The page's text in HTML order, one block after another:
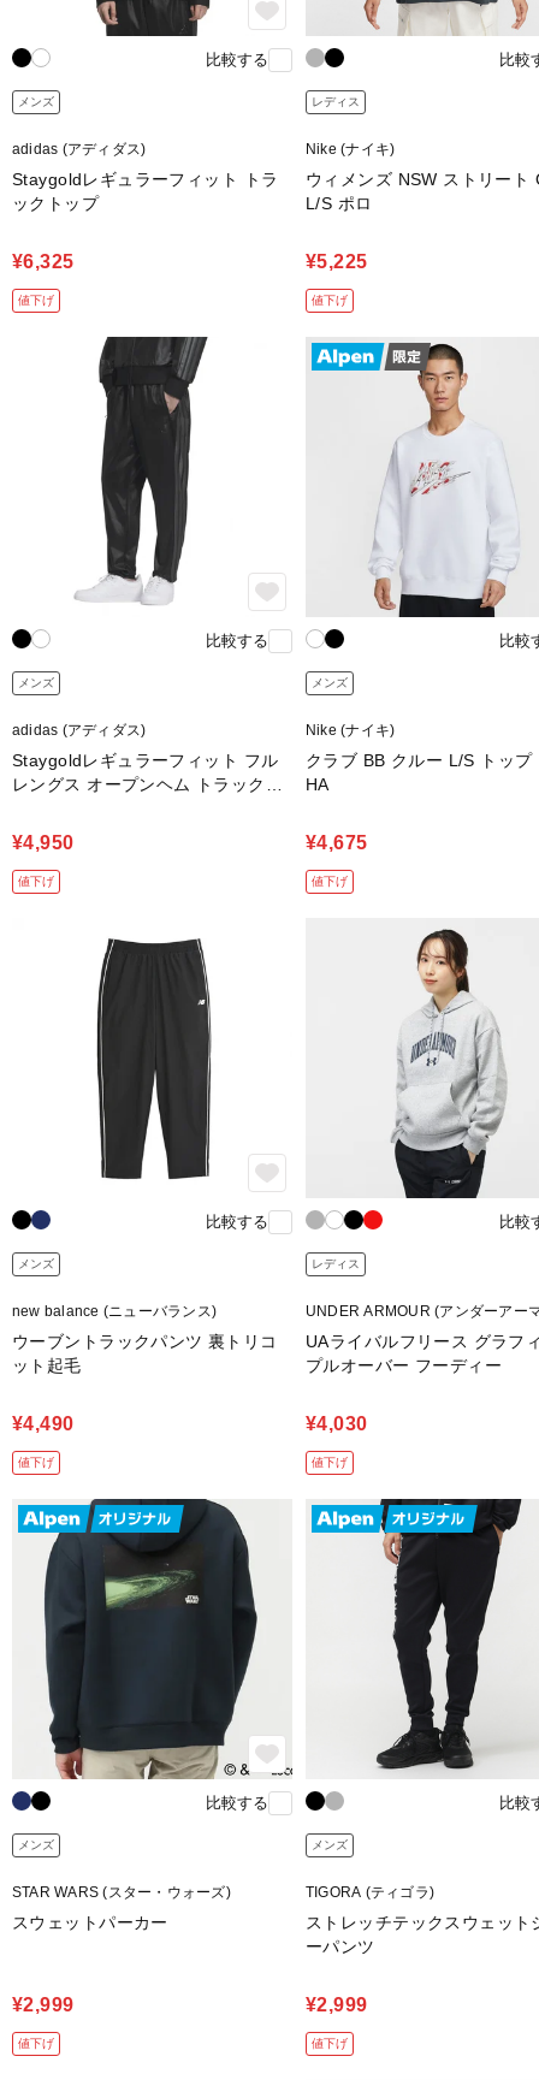
比較する
メンズ
adidas (アディダス)
Staygoldレギュラーフィット トラ
ックトップ
¥6,325
値下げ
比較
レディス
Nike (ナイキ)
ウィメンズ NSW ストリート
L/S ポロ
¥5,225
値下げ
比較する
メンズ
adidas (アディダス)
Staygoldレギュラーフィット フル
レングス オープンヘム トラックパ
¥4,950
値下げ
比較
メンズ
Nike (ナイキ)
クラブ BB クルー L/S トップ
HA
¥4,675
値下げ
比較する
メンズ
new balance (ニューバランス)
ウーブントラックパンツ 裏トリコ
ット起毛
¥4,490
値下げ
比較
レディス
UNDER ARMOUR (アンダーアー
UAライバルフリース グラフ
プルオーバー フーディー
¥4,030
値下げ
比較する
メンズ
STAR WARS (スター・ウォーズ)
スウェットパーカー
¥2,999
値下げ
比較
メンズ
TIGORA (ティゴラ)
ストレッチテックスウェット
ーパンツ
¥2,999
値下げ